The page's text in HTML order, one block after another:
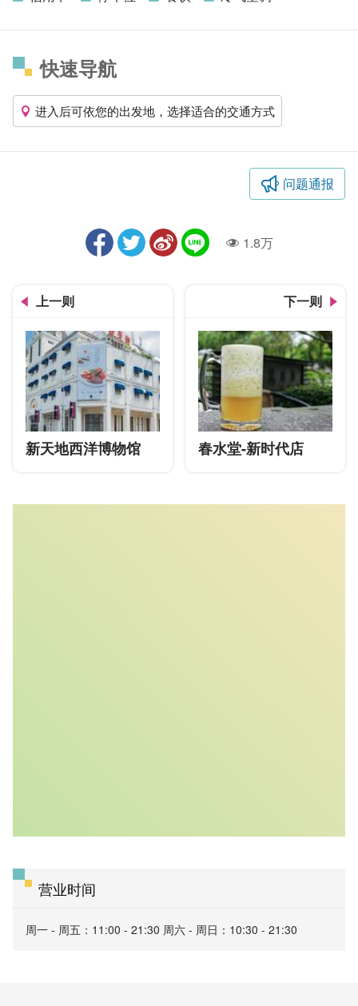
快速导航
进入后可依您的出发地，选择适合的交通方式
问题通报
人气1.8万
上一则
新天地西洋博物馆
下一则
春水堂-新时代店
营业时间
周一 - 周五：11:00 - 21:30 周六 - 周日：10:30 - 21:30